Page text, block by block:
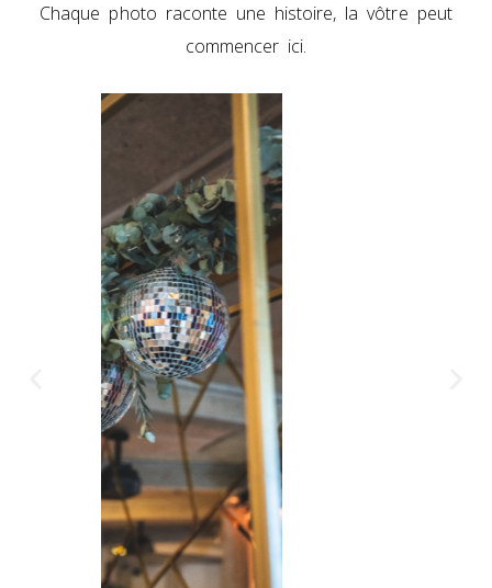
Chaque photo raconte une histoire, la vôtre peut
commencer ici.